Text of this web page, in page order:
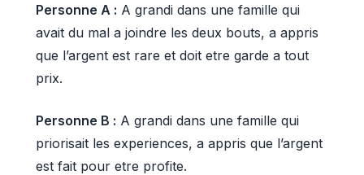
Personne A : A grandi dans une famille qui
avait du mal a joindre les deux bouts, a appris
que l’argent est rare et doit etre garde a tout
prix.
Personne B : A grandi dans une famille qui
priorisait les experiences, a appris que l’argent
est fait pour etre profite.